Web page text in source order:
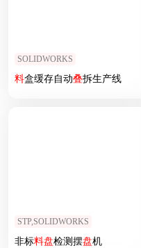
SOLIDWORKS
料盒缓存自动叠拆生产线
STP,SOLIDWORKS
非标料盘检测摆盘机